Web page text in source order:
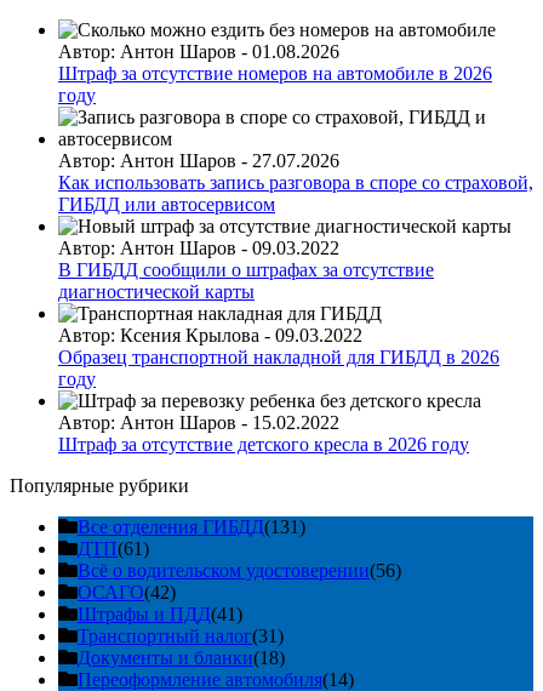
Автор: Антон Шаров - 01.08.2026
Штраф за отсутствие номеров на автомобиле в 2026
году
Автор: Антон Шаров - 27.07.2026
Как использовать запись разговора в споре со страховой,
ГИБДД или автосервисом
Автор: Антон Шаров - 09.03.2022
В ГИБДД сообщили о штрафах за отсутствие
диагностической карты
Автор: Ксения Крылова - 09.03.2022
Образец транспортной накладной для ГИБДД в 2026
году
Автор: Антон Шаров - 15.02.2022
Штраф за отсутствие детского кресла в 2026 году
Популярные рубрики
Все отделения ГИБДД(131)
ДТП(61)
Всё о водительском удостоверении(56)
ОСАГО(42)
Штрафы и ПДД(41)
Транспортный налог(31)
Документы и бланки(18)
Переоформление автомобиля(14)